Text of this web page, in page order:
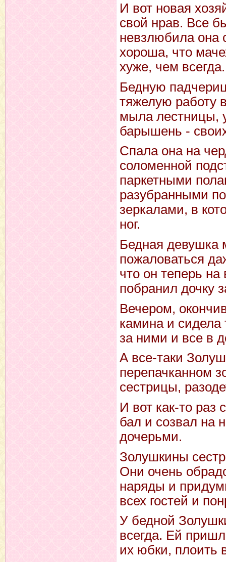
И вот новая
свой нрав. Все
невзлюбила она
хороша, что
хуже, чем всегда.
Бедную
тяжелую работу
мыла лестницы,
барышень -
Спала она на
соломенной
паркетными
разубранными
зеркалами, в
ног.
Бедная девушка
пожаловаться
что он теперь на
побранил дочку
Вечером,
камина и сидела
за ними и все в
А все-таки
перепачканном
сестрицы,
И вот как-то раз
бал и созвал на
дочерьми.
Золушкины
Они очень
наряды и
всех гостей и
У бедной
всегда. Ей
их юбки, плоить